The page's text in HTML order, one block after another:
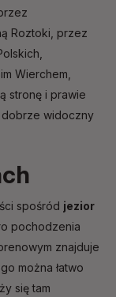
Roztoki, przez
Wierchem
stronę i prawie
dobrze widoczny
spośród jezior
pochodzenia
znajduje
można łatwo
się tam